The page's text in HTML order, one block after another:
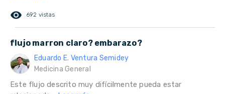
remove_red_eye 692 vistas
flujo marron claro? embarazo?
Eduardo E. Ventura Semidey
Medicina General
Este flujo descrito muy difícilmente pueda estar